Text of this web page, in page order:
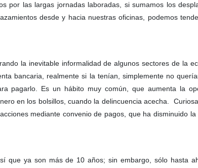
las largas jornadas laboradas, si sumamos los
desde y hacia nuestras oficinas, podemos
la inevitable informalidad de algunos sectores de la
bancaria, realmente si la tenían, simplemente no
pagarlo. Es un hábito muy común, que aumenta la
en los bolsillos, cuando la delincuencia acecha.
mediante convenio de pagos, que ha disminuido
que ya son más de 10 años; sin embargo, sólo hasta